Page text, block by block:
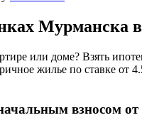
Мурманска в
или доме? Взять
жилье по ставке от
взносом от